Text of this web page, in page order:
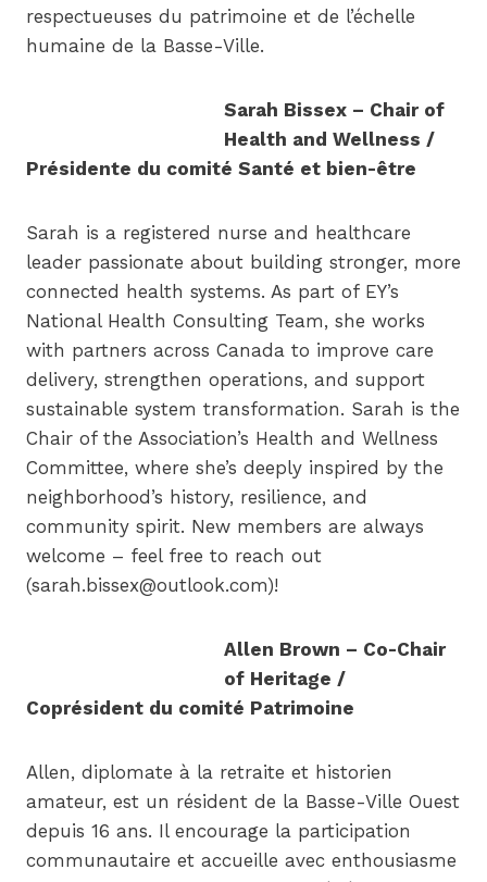
respectueuses du patrimoine et de l’échelle
humaine de la Basse-Ville.
Sarah Bissex – Chair of
Health and Wellness /
Présidente du comité Santé et bien-être
Sarah is a registered nurse and healthcare
leader passionate about building stronger, more
connected health systems. As part of EY’s
National Health Consulting Team, she works
with partners across Canada to improve care
delivery, strengthen operations, and support
sustainable system transformation. Sarah is the
Chair of the Association’s Health and Wellness
Committee, where she’s deeply inspired by the
neighborhood’s history, resilience, and
community spirit. New members are always
welcome – feel free to reach out
(sarah.bissex@outlook.com)!
Allen Brown – Co-Chair
of Heritage /
Coprésident du comité Patrimoine
Allen, diplomate à la retraite et historien
amateur, est un résident de la Basse-Ville Ouest
depuis 16 ans. Il encourage la participation
communautaire et accueille avec enthousiasme